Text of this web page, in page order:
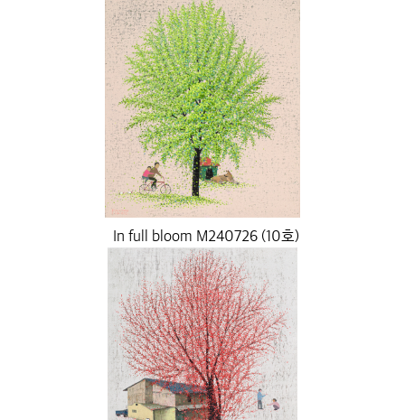
In full bloom M240726 (10호)